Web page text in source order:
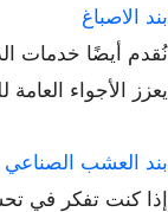
بند الاصباغ
نُقدم أيضًا خدمات
يعزز الأجواء
بند العشب الصناعي
إذا كنت تفكر في